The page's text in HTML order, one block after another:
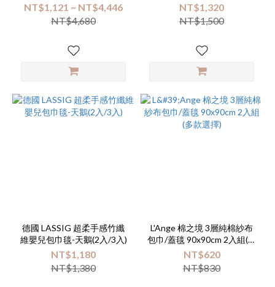
NT$1,121 ~ NT$4,446
NT$4,680
款選擇)
NT$1,320
NT$1,500
德國 LASSIG 超柔手感竹纖
維嬰兒包巾毯-天鵝(2入/3入)
NT$1,180
NT$1,380
L'Ange 棉之境 3層純棉紗布
包巾/蓋毯 90x90cm 2入組(多
款選擇)
NT$620
NT$830